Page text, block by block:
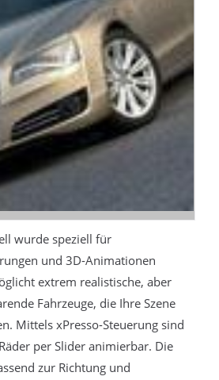
wurde speziell für
und 3D-Animationen
extrem realistische, aber
Fahrzeuge, die Ihre Szene
Mittels xPresso-Steuerung sind
per Slider animierbar. Die
zur Richtung und